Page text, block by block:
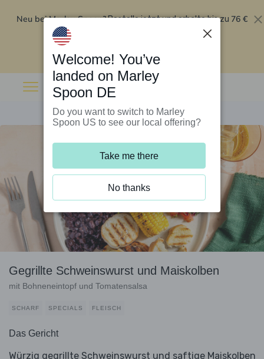
Neu bei Marley Spoon?Bestelle jetzt und erhalte bis zu 76 €
Rabatt auf deine ersten fünf Boxen
Gegrillte Schweinswurst und Maiskolben
mit Bohneneintopf und Tomatensalsa
SCHARF SPECIALS FLEISCH
Das Gericht
Würzig gegrillte Schweinswurst und saftige Maiskolben
Welcome! You’ve
landed on Marley
Spoon DE
Do you want to switch to Marley
Spoon US to see our local offering?
Take me there
No thanks